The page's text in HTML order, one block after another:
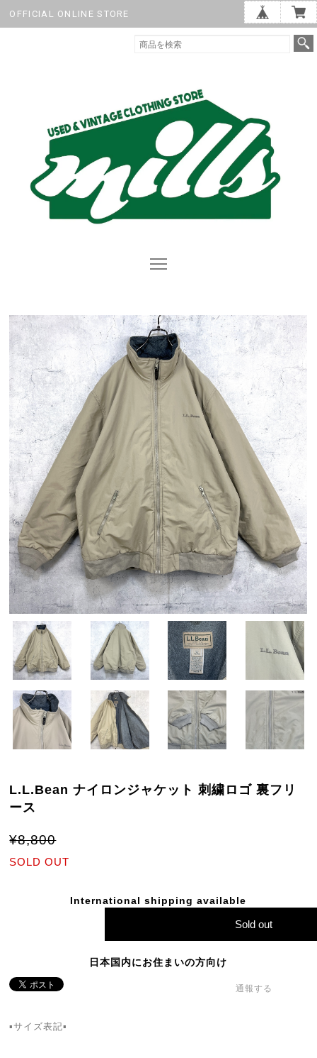
OFFICIAL ONLINE STORE
L.L.Bean ナイロンジャケット 刺繍ロゴ 裏フリ
ース
¥8,800
SOLD OUT
International shipping available
Sold out
日本国内にお住まいの方向け
通報する
▪️サイズ表記▪️